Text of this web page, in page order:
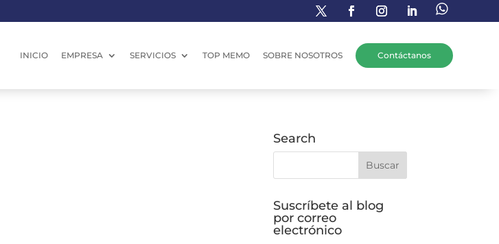
INICIO EMPRESA SERVICIOS TOP MEMO SOBRE NOSOTROS Contáctanos
Search
Suscríbete al blog
por correo
electrónico